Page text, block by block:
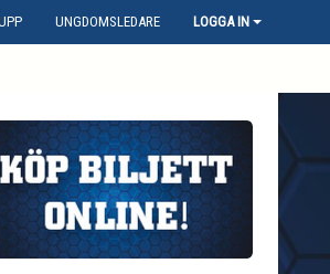
UNGDOMSLEDARE LOGGA IN